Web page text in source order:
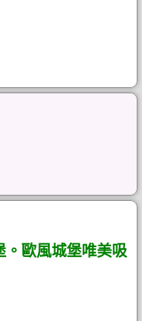
。歐風城堡唯美吸